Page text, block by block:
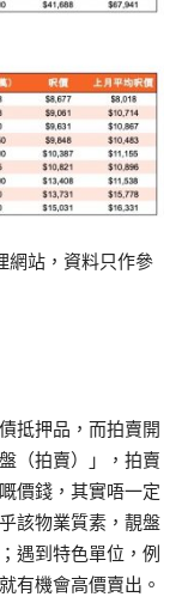
網站，資料只作參
抵押品，而拍賣開
（拍賣）」，拍賣
價錢，其實唔一定
該物業質素，靚盤
遇到特色單位，例
有機會高價賣出。